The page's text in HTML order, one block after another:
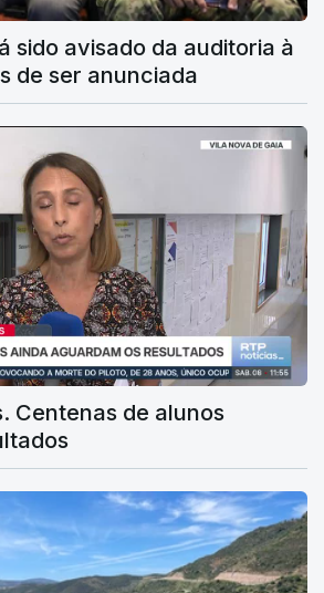
sido avisado da auditoria à
de ser anunciada
Centenas de alunos